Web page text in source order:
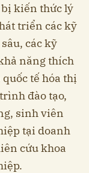
kiến thức lý
triển các kỹ
các kỹ
năng thích
tế hóa thị
đào tạo,
sinh viên
tại doanh
cứu khoa